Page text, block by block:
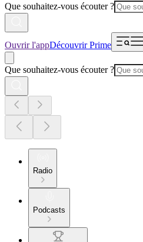
Que souhaitez-vous écouter ?
Ouvrir l'appDécouvrir Prime
Que souhaitez-vous écouter ?
Radio
Podcasts